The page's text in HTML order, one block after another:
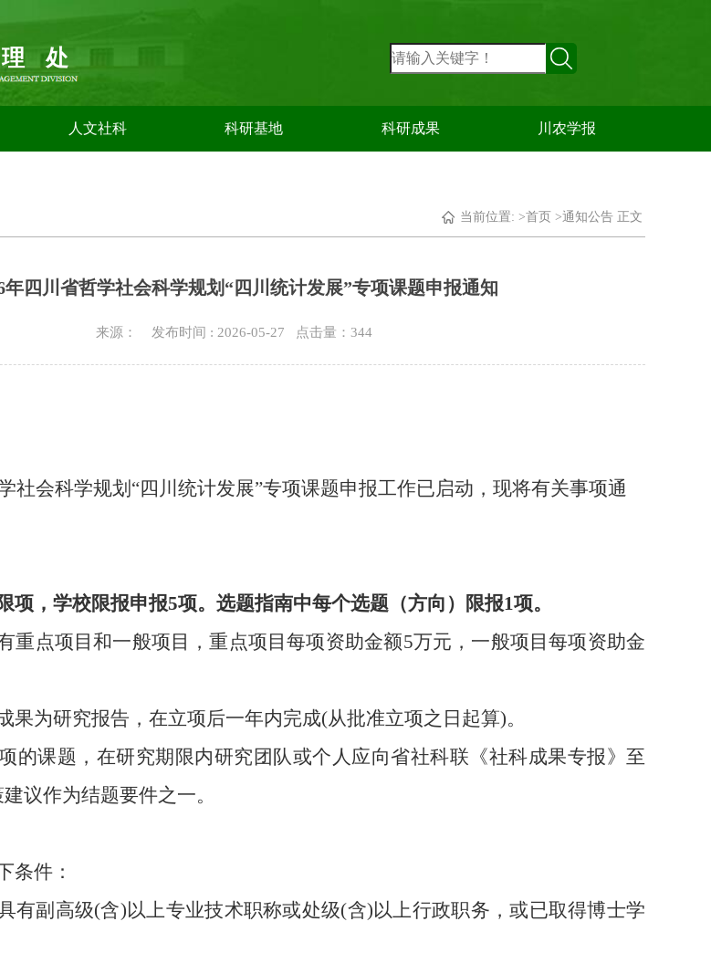
处
人文社科 科研基地 科研成果 川农学报
当前位置: >首页 >通知公告 正文
年四川省哲学社会科学规划“四川统计发展”专项课题申报通知
来源： 发布时间 : 2026-05-27 点击量： 344
社会科学规划“四川统计发展”专项课题申报工作已启动，现将有关事项通
项，学校限报申报5项。选题指南中每个选题（方向）限报1项。
重点项目和一般项目，重点项目每项资助金额5万元，一般项目每项资助金
果为研究报告，在立项后一年内完成(从批准立项之日起算)。
的课题，在研究期限内研究团队或个人应向省社科联《社科成果专报》至
议作为结题要件之一。
条件：
有副高级(含)以上专业技术职称或处级(含)以上行政职务，或已取得博士学